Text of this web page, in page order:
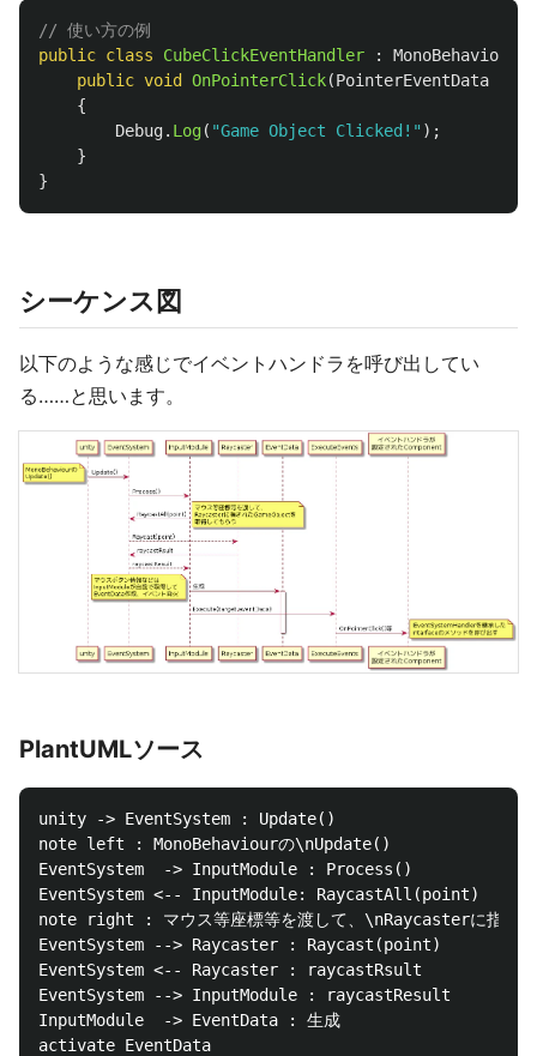
// 使い方の例
public class CubeClickEventHandler : MonoBehaviour
public void OnPointerClick(PointerEventData
{
Debug. Log( "Game Object Clicked!" );
}
}
シーケンス図
以下のような感じでイベントハンドラを呼び出してい
る……と思います。
PlantUMLソース
unity -> EventSystem : Update()
note left : MonoBehaviourの\nUpdate()
EventSystem  -> InputModule : Process()
EventSystem <-- InputModule: RaycastAll(point)
note right : マウス等座標等を渡して、\nRaycasterに指され
EventSystem --> Raycaster : Raycast(point)
EventSystem <-- Raycaster : raycastRsult
EventSystem --> InputModule : raycastResult
InputModule  -> EventData : 生成
activate EventData